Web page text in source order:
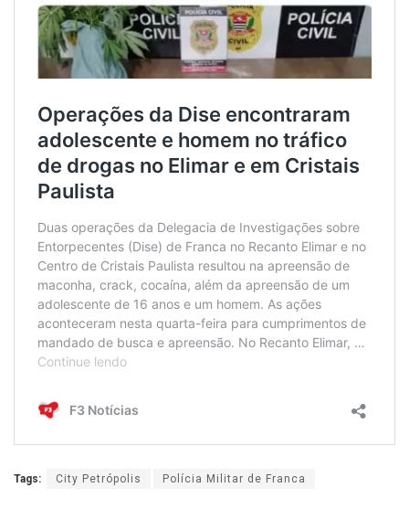
Tags: City Petrópolis Polícia Militar de Franca